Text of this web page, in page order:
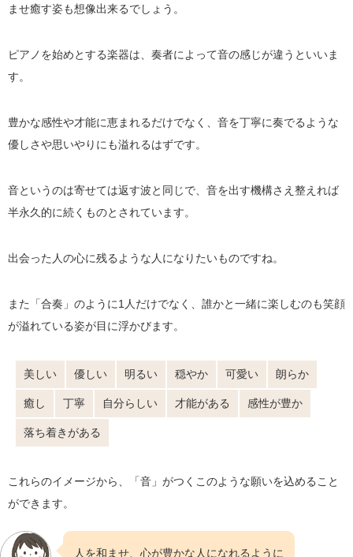
ませ癒す姿も想像出来るでしょう。
ピアノを始めとする楽器は、奏者によって音の感じが違うといいま
す。
豊かな感性や才能に恵まれるだけでなく、音を丁寧に奏でるような
優しさや思いやりにも溢れるはずです。
音というのは寄せては返す波と同じで、音を出す機構さえ整えれば
半永久的に続くものとされています。
出会った人の心に残るような人になりたいものですね。
また「合奏」のように1人だけでなく、誰かと一緒に楽しむのも笑顔
が溢れている姿が目に浮かびます。
美しい 優しい 明るい 穏やか 可愛い 朗らか
癒し 丁寧 自分らしい 才能がある 感性が豊か
落ち着きがある
これらのイメージから、「音」がつくこのような願いを込めること
ができます。
人を和ませ、心が豊かな人になれるように